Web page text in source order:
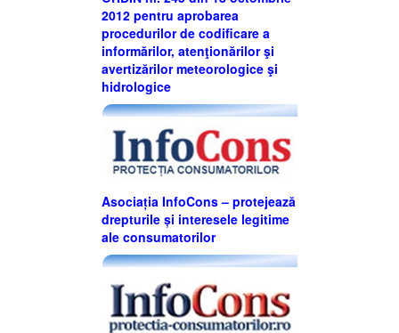
2012 pentru aprobarea
procedurilor de codificare a
informărilor, atenţionărilor şi
avertizărilor meteorologice şi
hidrologice
Asociația InfoCons – protejează
drepturile și interesele legitime
ale consumatorilor